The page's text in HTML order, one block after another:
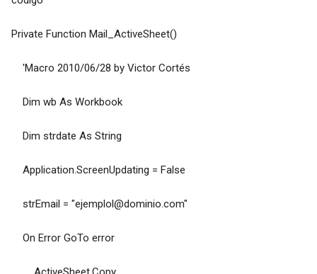
Private Function Mail_ActiveSheet()
'Macro 2010/06/28 by Victor Cortés
Dim wb As Workbook
Dim strdate As String
Application.ScreenUpdating = False
strEmail = "ejemplol@dominio.com"
On Error GoTo error